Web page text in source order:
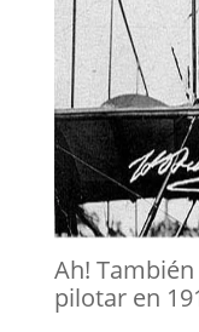
Ah!
pilotar en